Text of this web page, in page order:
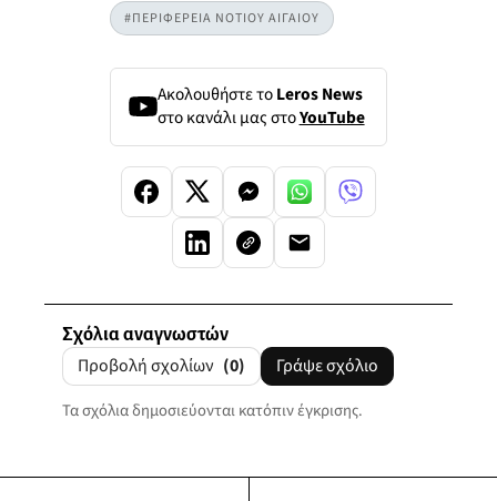
#ΠΕΡΙΦΕΡΕΙΑ ΝΟΤΙΟΥ ΑΙΓΑΙΟΥ
Ακολουθήστε τοLeros News
στο κανάλι μας στοYouTube
Σχόλια αναγνωστών
Προβολή σχολίων (0) Γράψε σχόλιο
Τα σχόλια δημοσιεύονται κατόπιν έγκρισης.